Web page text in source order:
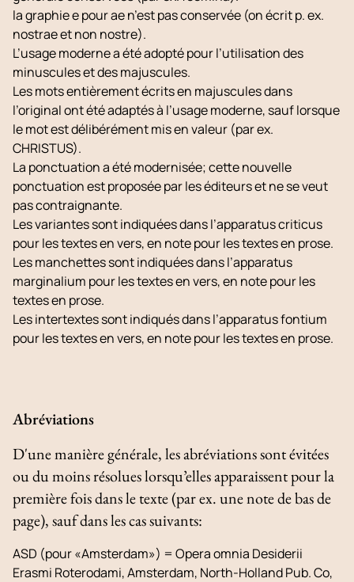
la graphieepouraen’est pas conservée (on écrit p. ex.
nostraeet non nostre).
L’usage moderne a été adopté pour l’utilisation des
minuscules et des majuscules.
Les mots entièrement écrits en majuscules dans
l’original ont été adaptés à l’usage moderne, sauf lorsque
le mot est délibérément mis en valeur (par ex.
CHRISTUS).
La ponctuation a été modernisée; cette nouvelle
ponctuation est proposée par les éditeurs et ne se veut
pas contraignante.
Les variantes sont indiquées dans l’apparatus criticus
pour les textes en vers, en note pour les textes en prose.
Les manchettes sont indiquées dans l’apparatus
marginalium pour les textes en vers, en note pour les
textes en prose.
Les intertextes sont indiqués dans l’apparatus fontium
pour les textes en vers, en note pour les textes en prose.
Abréviations
D'une manière générale, les abréviations sont évitées
ou du moins résolues lorsqu’elles apparaissent pour la
première fois dans le texte (par ex. une note de bas de
page), sauf dans les cas suivants:
ASD (pour «Amsterdam») = Opera omnia Desiderii
Erasmi Roterodami, Amsterdam, North-Holland Pub. Co,